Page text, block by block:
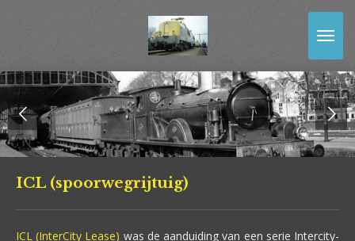
de
hoofdinhoud
ICL (spoorwegrijtuig)
ICL (InterCity Lease) was de aanduiding van een serie Intercity-